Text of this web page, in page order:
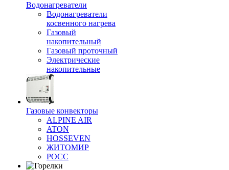
Водонагреватели
Водонагреватели
косвенного нагрева
Газовый
накопительный
Газовый проточный
Электрические
накопительные
Газовые конвекторы
ALPINE AIR
ATON
HOSSEVEN
ЖИТОМИР
РОСС